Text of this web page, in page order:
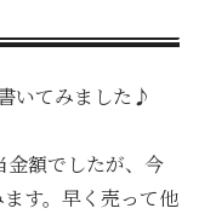
いてみました♪
金額でしたが、今
す。早く売って他